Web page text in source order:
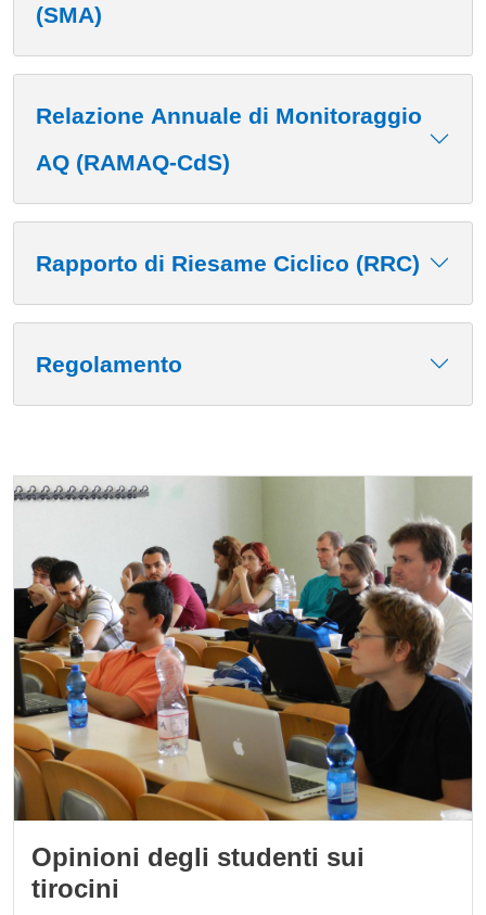
(SMA)
Relazione Annuale di Monitoraggio
AQ (RAMAQ-CdS)
Rapporto di Riesame Ciclico (RRC)
Regolamento
Cards
Immagine
Opinioni degli studenti sui
tirocini